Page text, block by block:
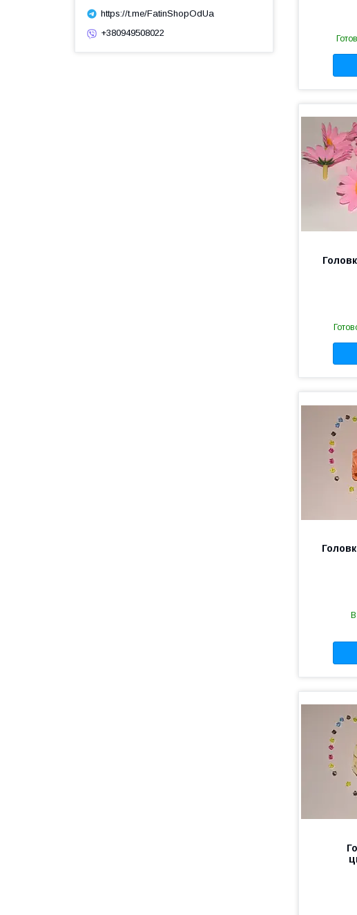
https://t.me/FatinShopOdUa
+380949508022